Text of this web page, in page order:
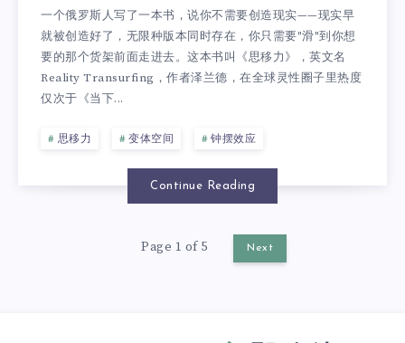
一个俄罗斯人写了一本书，说你不需要创造现实——现实早
就被创造好了，无限种版本同时存在，你只需要"滑"到你想
要的那个货架前面走进去。这本书叫《思移力》，英文名
Reality Transurfing，作者泽兰德，在全球灵性圈子里热度
仅次于《当下...
思移力 变体空间 钟摆效应
Continue Reading
Page 1 of 5 Next